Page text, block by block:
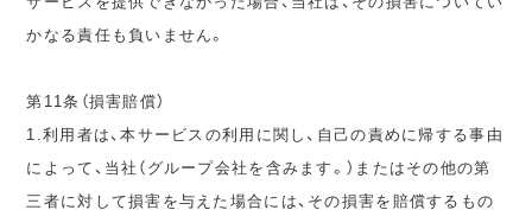
かなる責任も負いません。
第11条（損害賠償）
1.利用者は、本サービスの利用に関し、自己の責めに帰する事由
によって、当社（グループ会社を含みます。）またはその他の第
三者に対して損害を与えた場合には、その損害を賠償するもの